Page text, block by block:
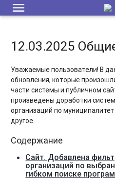
menu
12.03.2025
Уважаемые пользователи! В
обновления, которые
части системы и публичном
произведены доработки
организаций по
другое.
Содержание
Сайт. Добавлена
организаций по
гибком поиске